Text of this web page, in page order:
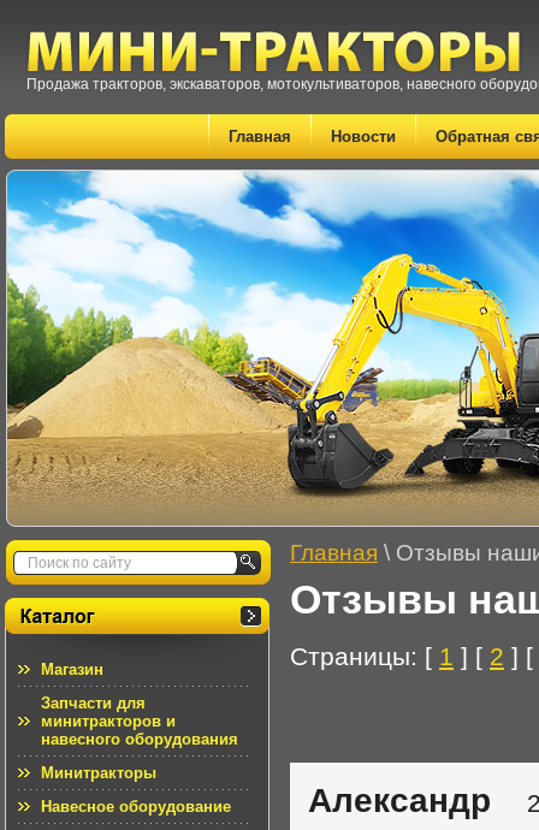
Продажа тракторов, экскаваторов, мотокультиваторов, навесного
Главная Новости Обратная
Магазин
Запчасти для
минитракторов и
навесного оборудования
Минитракторы
Навесное оборудование
Главная \ Отзывы
Отзывы
Страницы: [ 1 ] [ 2 ] [
Александр